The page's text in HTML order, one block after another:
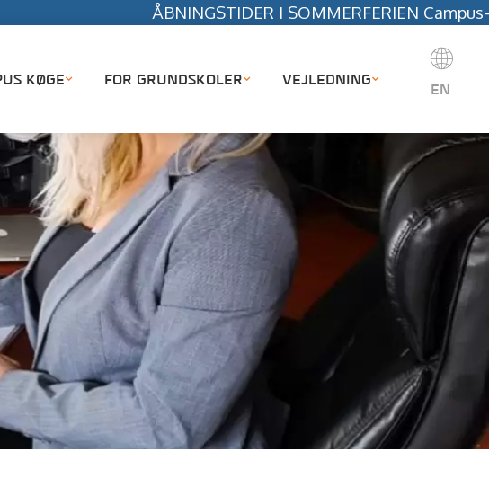
ÅBNINGSTIDER I SOMMERFERIEN Campus-
KØGE FOR GRUNDSKOLER VEJLEDNING
EN